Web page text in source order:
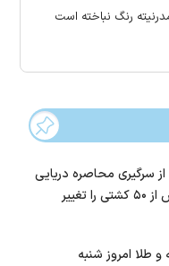
رنگ نباخته است
از سرگیری محاصره دریایی
ایران، مسیر بیش از ۵۰ کشتی را تغییر
طلا امروز شنبه